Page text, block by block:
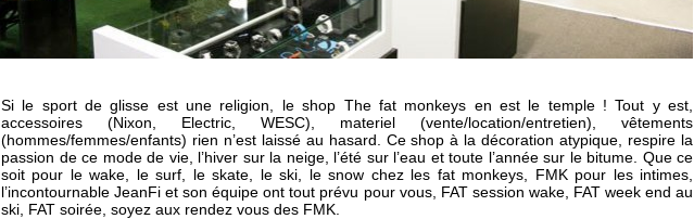
Si le sport de glisse est une religion, le shop The fat monkeys en est le temple ! Tout y est,
accessoires (Nixon, Electric, WESC), materiel (vente/location/entretien), vêtements
(hommes/femmes/enfants) rien n’est laissé au hasard. Ce shop à la décoration atypique, respire la
passion de ce mode de vie, l’hiver sur la neige, l’été sur l’eau et toute l’année sur le bitume. Que ce
soit pour le wake, le surf, le skate, le ski, le snow chez les fat monkeys, FMK pour les intimes,
l’incontournable JeanFi et son équipe ont tout prévu pour vous, FAT session wake, FAT week end au
ski, FAT soirée, soyez aux rendez vous des FMK.